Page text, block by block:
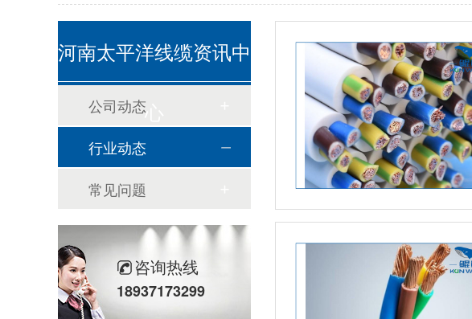
河南太平洋线缆资讯中
心
公司动态
行业动态
常见问题
咨询热线
18937173299